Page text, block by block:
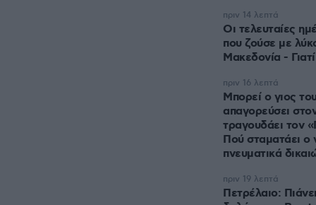
Οι τελευταίες
που ζούσε με
Μακεδονία -
πριν 14 λεπτά
Μπορεί ο γιος
απαγορεύσει
τραγουδάει τον
Πού σταματάει ο
πνευματικά
πριν 16 λεπτά
Πετρέλαιο:
πριν 19 λεπτά